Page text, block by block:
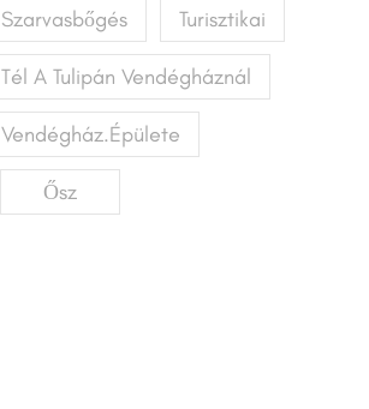
Szarvasbőgés Turisztikai
Tél A Tulipán Vendégháznál
Vendégház.épülete
Ősz